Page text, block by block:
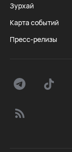
Зурхай
Карта событий
Пресс-релизы